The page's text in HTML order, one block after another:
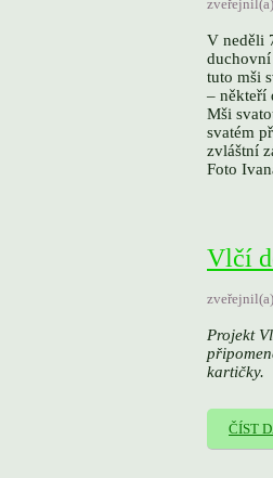
V neděli
duchovní
tuto mši
– někteří
Mši
svatém
zvláštní
Foto
Vlčí
Projekt
kartičky.
ČÍST